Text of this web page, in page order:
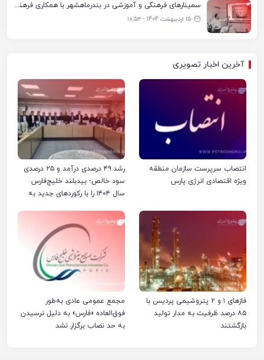
سمینارهای فرهنگی و آموزشی در بندرماهشهر با همکاری فرهنگ‌سرای پتروشیمی مارون
15 اردیبهشت 1404 - ۱۸:۵۳
آخرین اخبار تصویری
انتصاب سرپرست سازمان منطقه
ویژه اقتصادی انرژی پارس
رشد ۴۹ درصدی درآمد و ۲۵ درصدی
سود خالص؛ بیدبلند خلیج‌فارس
سال ۱۴۰۴ را با رکوردهای جدید به
فازهای ۱ و ۲ پتروشیمی پردیس با
۸۵ درصد ظرفیت به مدار تولید
بازگشتند
مجمع عمومی عادی به‌طور
فوق‌العاده «فارس» به دلیل نرسیدن
به حد نصاب برگزار نشد